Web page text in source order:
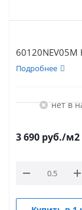
Подробнее
Нет в
3 690 руб./м2